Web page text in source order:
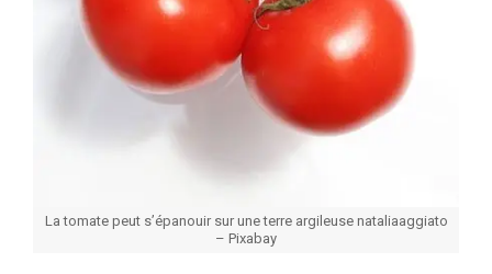
La tomate peut s’épanouir sur une terre argileuse nataliaaggiato
– Pixabay